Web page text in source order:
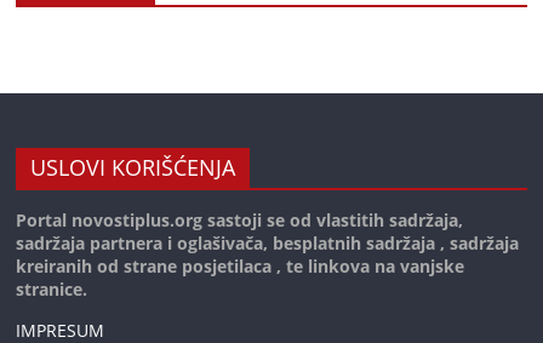
USLOVI KORIŠĆENJA
Portal novostiplus.org sastoji se od vlastitih sadržaja,
sadržaja partnera i oglašivača, besplatnih sadržaja , sadržaja
kreiranih od strane posjetilaca , te linkova na vanjske
stranice.
IMPRESUM